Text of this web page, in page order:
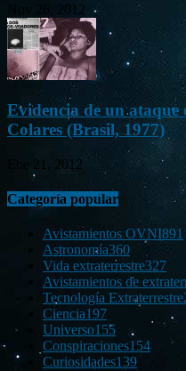
Nov 26, 2012
Evidencia de un ataque
Colares (Brasil, 1977)
Ene 21, 2012
Categoría popular
Avistamientos OVNI891
Astronomía360
Vida extraterrestre327
Avistamientos de
Tecnología Extraterrestre
Ciencia197
Universo155
Conspiraciones154
Curiosidades139